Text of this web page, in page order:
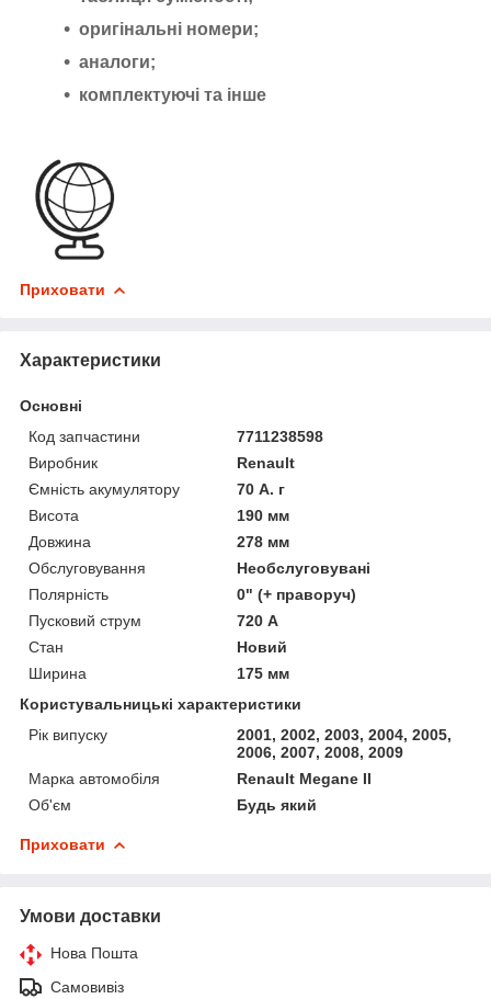
оригінальні номери;
аналоги;
комплектуючі та інше
Приховати
Характеристики
Основні
Код запчастини
7711238598
Виробник
Renault
Ємність акумулятору
70 А. г
Висота
190 мм
Довжина
278 мм
Обслуговування
Необслуговувані
Полярність
0" (+ праворуч)
Пусковий струм
720 А
Стан
Новий
Ширина
175 мм
Користувальницькі характеристики
Рік випуску
2001, 2002, 2003, 2004, 2005,
2006, 2007, 2008, 2009
Марка автомобіля
Renault Megane II
Об'єм
Будь який
Приховати
Умови доставки
Нова Пошта
Самовивіз